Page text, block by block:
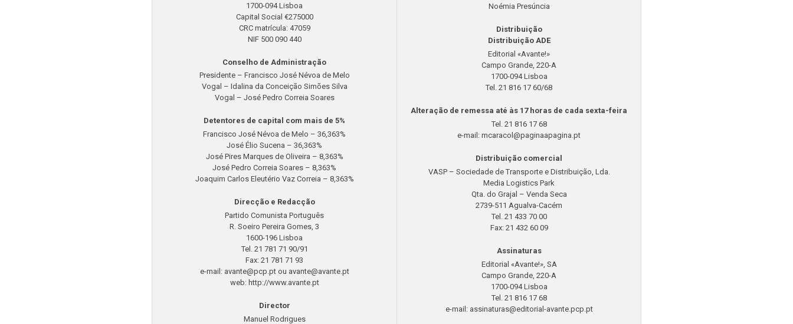
1700-094 Lisboa
Capital Social €275000
CRC matrícula: 47059
NIF 500 090 440
Conselho de Administração
Presidente – Francisco José Névoa de Melo
Vogal – Idalina da Conceição Simões Silva
Vogal – José Pedro Correia Soares
Detentores de capital com mais de 5%
Francisco José Névoa de Melo – 36,363%
José Élio Sucena – 36,363%
José Pires Marques de Oliveira – 8,363%
José Pedro Correia Soares – 8,363%
Joaquim Carlos Eleutério Vaz Correia – 8,363%
Direcção e Redacção
Partido Comunista Português
R. Soeiro Pereira Gomes, 3
1600-196 Lisboa
Tel. 21 781 71 90/91
Fax: 21 781 71 93
e-mail: avante@pcp.ptou avante@avante.pt
web: http://www.avante.pt
Director
Manuel Rodrigues
Noémia Presúncia
Distribuição
Distribuição ADE
Editorial «Avante!»
Campo Grande, 220-A
1700-094 Lisboa
Tel. 21 816 17 60/68
Alteração de remessa até às 17 horas de cada sexta-feira
Tel. 21 816 17 68
e-mail: mcaracol@paginaapagina.pt
Distribuição comercial
VASP – Sociedade de Transporte e Distribuição, Lda.
Media Logistics Park
Qta. do Grajal – Venda Seca
2739-511 Agualva-Cacém
Tel. 21 433 70 00
Fax: 21 432 60 09
Assinaturas
Editorial «Avante!», SA
Campo Grande, 220-A
1700-094 Lisboa
Tel. 21 816 17 68
e-mail: assinaturas@editorial-avante.pcp.pt